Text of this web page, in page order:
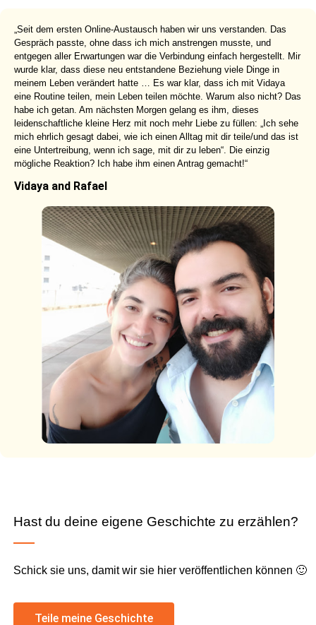
„Seit dem ersten Online-Austausch haben wir uns verstanden. Das
Gespräch passte, ohne dass ich mich anstrengen musste, und
entgegen aller Erwartungen war die Verbindung einfach hergestellt. Mir
wurde klar, dass diese neu entstandene Beziehung viele Dinge in
meinem Leben verändert hatte … Es war klar, dass ich mit Vidaya
eine Routine teilen, mein Leben teilen möchte. Warum also nicht? Das
habe ich getan. Am nächsten Morgen gelang es ihm, dieses
leidenschaftliche kleine Herz mit noch mehr Liebe zu füllen: „Ich sehe
mich ehrlich gesagt dabei, wie ich einen Alltag mit dir teile/und das ist
eine Untertreibung, wenn ich sage, mit dir zu leben“. Die einzig
mögliche Reaktion? Ich habe ihm einen Antrag gemacht!“
Vidaya and Rafael
Hast du deine eigene Geschichte zu erzählen?
Schick sie uns, damit wir sie hier veröffentlichen können 🙂
Teile meine Geschichte